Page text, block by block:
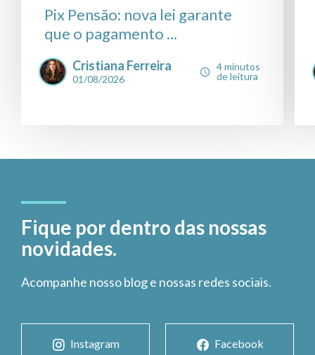
Pix Pensão: nova lei garante
que o pagamento ...
Cristiana Ferreira
01/08/2026
4 minutos
de leitura
Fique por dentro das nossas
novidades.
Acompanhe nosso blog e nossas redes sociais.
Instagram Facebook